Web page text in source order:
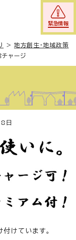
緊急情報
>地方創生・地域政策
チャージ
日
付けています。